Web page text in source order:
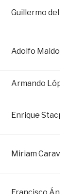
Guillermo del
Adolfo
Armando
Enrique
Miriam